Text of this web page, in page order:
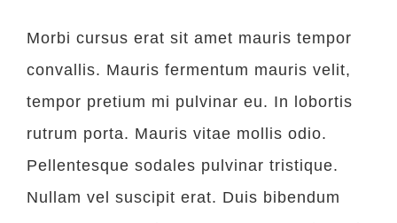
Morbi cursus erat sit amet mauris tempor
convallis. Mauris fermentum mauris velit,
tempor pretium mi pulvinar eu. In lobortis
rutrum porta. Mauris vitae mollis odio.
Pellentesque sodales pulvinar tristique.
Nullam vel suscipit erat. Duis bibendum